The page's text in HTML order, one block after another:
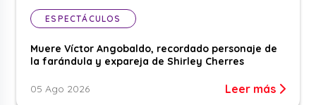
ESPECTÁCULOS
Muere Víctor Angobaldo, recordado personaje de
la farándula y expareja de Shirley Cherres
05 Ago 2026 Leer más